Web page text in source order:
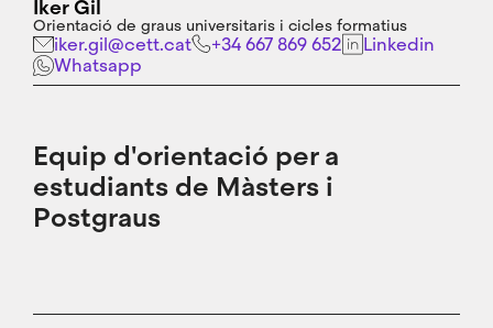
Iker Gil
Orientació de graus universitaris i cicles formatius
iker.gil@cett.cat +34 667 869 652
Linkedin
Whatsapp
Equip d'orientació per a
estudiants de Màsters i
Postgraus